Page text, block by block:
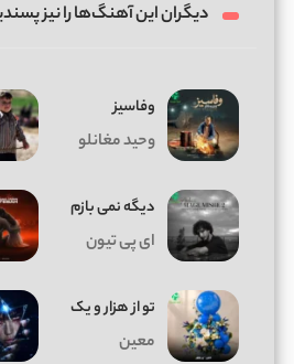
دیگران این آهنگ‌ها را نیز
وفاسیز
وحید مغانلو
دیگه نمی بازم
ای پی تیون
تو از هزار و یک
معین